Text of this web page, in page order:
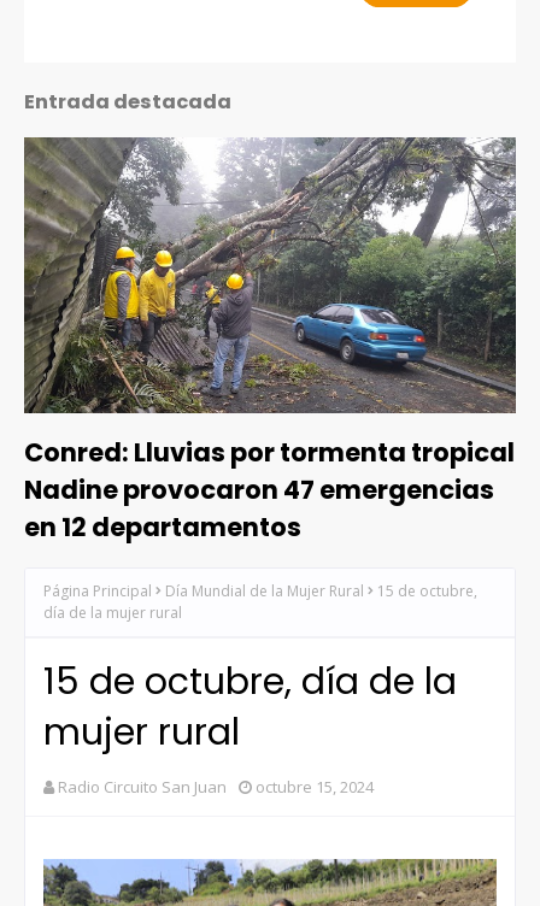
Entrada destacada
Conred: Lluvias por tormenta tropical
Nadine provocaron 47 emergencias
en 12 departamentos
Página Principal Día Mundial de la Mujer Rural
15 de octubre,
día de la mujer rural
15 de octubre, día de la
mujer rural
Radio Circuito San Juan octubre 15, 2024